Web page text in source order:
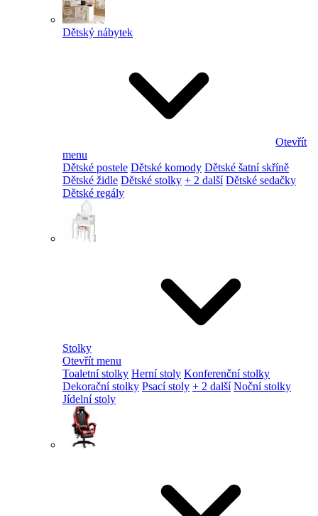
Dětský nábytek
Otevřít
menu
Dětské postele Dětské komody Dětské šatní skříně
Dětské židle Dětské stolky + 2 další Dětské sedačky
Dětské regály
Stolky
Otevřít menu
Toaletní stolky Herní stoly Konferenční stolky
Dekorační stolky Psací stoly + 2 další Noční stolky
Jídelní stoly